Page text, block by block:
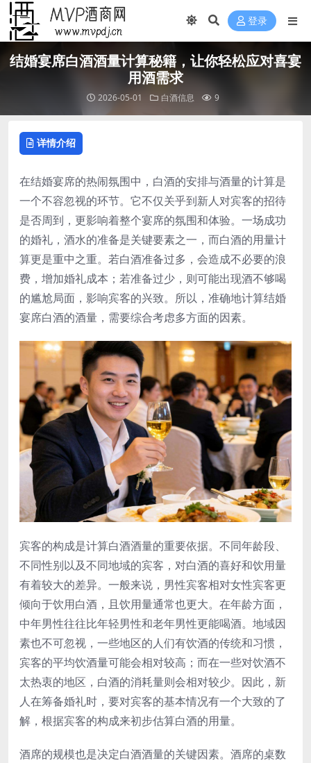
登录
结婚宴席白酒酒量计算秘籍，让你轻松应对喜宴
用酒需求
2026-05-01 白酒信息 9
详情介绍
在结婚宴席的热闹氛围中，白酒的安排与酒量的计算是
一个不容忽视的环节。它不仅关乎到新人对宾客的招待
是否周到，更影响着整个宴席的氛围和体验。一场成功
的婚礼，酒水的准备是关键要素之一，而白酒的用量计
算更是重中之重。若白酒准备过多，会造成不必要的浪
费，增加婚礼成本；若准备过少，则可能出现酒不够喝
的尴尬局面，影响宾客的兴致。所以，准确地计算结婚
宴席白酒的酒量，需要综合考虑多方面的因素。
宾客的构成是计算白酒酒量的重要依据。不同年龄段、
不同性别以及不同地域的宾客，对白酒的喜好和饮用量
有着较大的差异。一般来说，男性宾客相对女性宾客更
倾向于饮用白酒，且饮用量通常也更大。在年龄方面，
中年男性往往比年轻男性和老年男性更能喝酒。地域因
素也不可忽视，一些地区的人们有饮酒的传统和习惯，
宾客的平均饮酒量可能会相对较高；而在一些对饮酒不
太热衷的地区，白酒的消耗量则会相对较少。因此，新
人在筹备婚礼时，要对宾客的基本情况有一个大致的了
解，根据宾客的构成来初步估算白酒的用量。
酒席的规模也是决定白酒酒量的关键因素。酒席的桌数